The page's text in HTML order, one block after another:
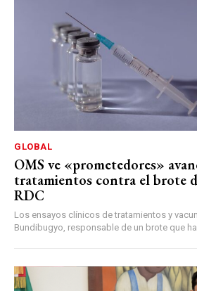
GLOBAL
OMS ve «prometedores»
tratamientos contra el brote
RDC
Los ensayos clínicos de tratamientos y
Bundibugyo, responsable de un brote que